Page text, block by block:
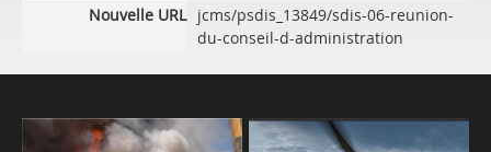
Nouvelle URL jcms/psdis_13849/sdis-06-reunion-
du-conseil-d-administration